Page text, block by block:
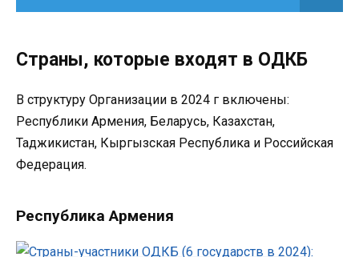
Страны, которые входят в ОДКБ
В структуру Организации в 2024 г включены:
Республики Армения, Беларусь, Казахстан,
Таджикистан, Кыргызская Республика и Российская
Федерация.
Республика Армения